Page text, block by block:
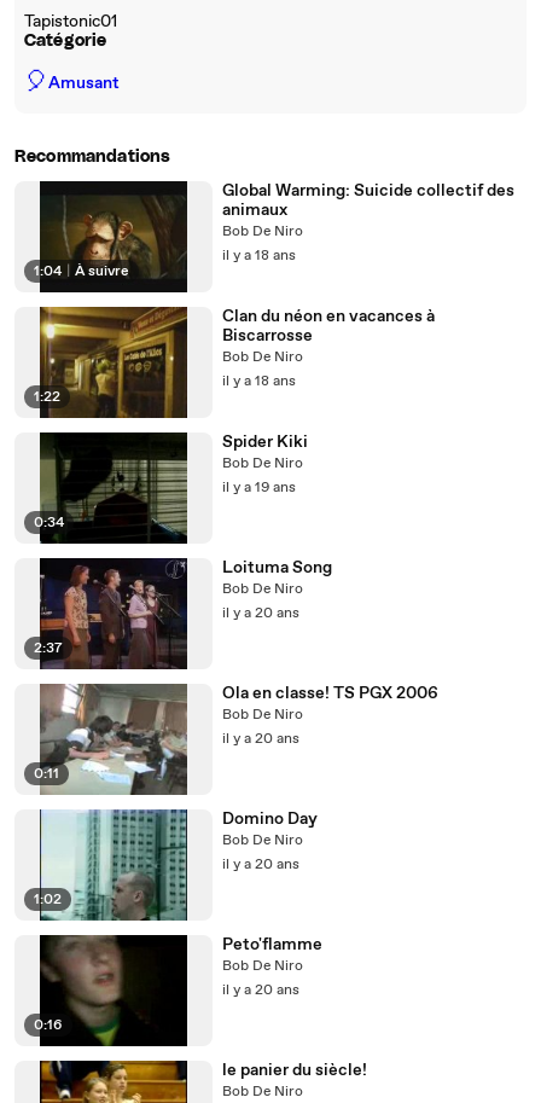
Tapistonic01
Catégorie
🎈Amusant
Recommandations
1:04 À suivre
Global Warming: Suicide collectif des
animaux
Bob De Niro
il y a 18 ans
1:22
Clan du néon en vacances à
Biscarrosse
Bob De Niro
il y a 18 ans
0:34
Spider Kiki
Bob De Niro
il y a 19 ans
2:37
Loituma Song
Bob De Niro
il y a 20 ans
0:11
Ola en classe! TS PGX 2006
Bob De Niro
il y a 20 ans
1:02
Domino Day
Bob De Niro
il y a 20 ans
0:16
Peto'flamme
Bob De Niro
il y a 20 ans
le panier du siècle!
Bob De Niro